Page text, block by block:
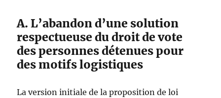
A. L’abandon d’une solution
respectueuse du droit de vote
des personnes détenues pour
des motifs logistiques
La version initiale de la proposition de loi